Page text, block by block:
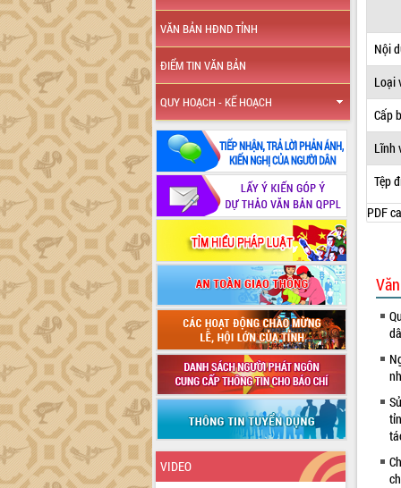
VĂN BẢN HĐND TỈNH
ĐIỂM TIN VĂN BẢN
QUY HOẠCH - KẾ HOẠCH
VIDEO
Nội
Loại
Cấp
Lĩnh
Tệp
PDF